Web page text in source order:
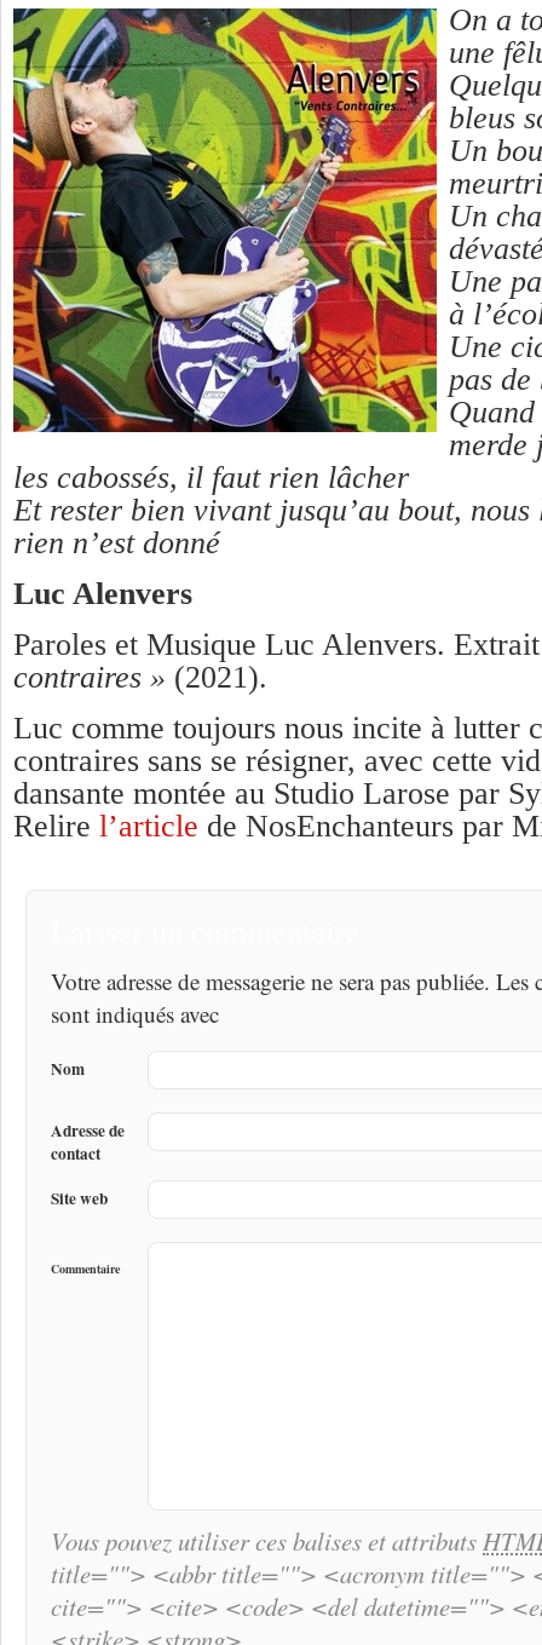
On a
une
bleus
Un
Un
Une
à
Une
pas de
merde
les cabossés, il faut rien lâcher
Et rester bien vivant jusqu’au bout, nous
rien n’est donné
Luc Alenvers
Paroles et Musique Luc Alenvers.
contraires » (2021).
Luc comme toujours nous incite à lutter
contraires sans se résigner, avec cette
dansante montée au Studio Larose par
Relire l’article de NosEnchanteurs par
Votre adresse de messagerie ne sera pas publiée.
sont indiqués avec
Nom
Adresse de
contact
Site web
Commentaire
Vous pouvez utiliser ces balises et attributs
title=""> <abbr title=""> <acronym title="">
cite=""> <cite> <code> <del datetime="">